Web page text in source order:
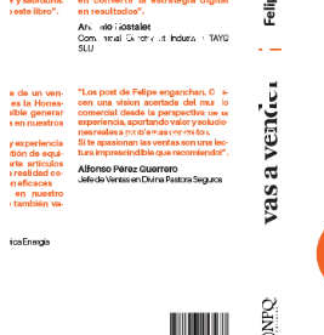
Vas A
Libro
PORFELIPE PÉREZ